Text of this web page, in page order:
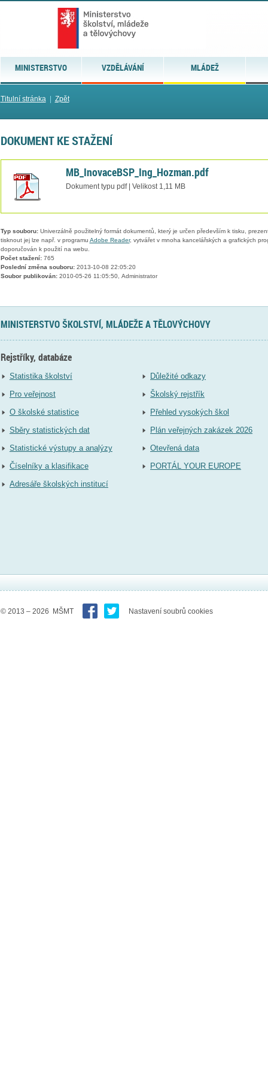
MINISTERSTVO VZDĚLÁVÁNÍ MLÁDEŽ
Titulní stránka| Zpět
DOKUMENT KE STAŽENÍ
MB_InovaceBSP_Ing_Hozman.pdf
Dokument typu pdf | Velikost 1,11 MB
Typ souboru:Univerzálně použitelný formát dokumentů, který je určen především k tisku,
tisknout jej lze např. v programu Adobe Reader, vytvářet v mnoha kancelářských a grafických
doporučován k použití na webu.
Počet stažení:765
Poslední změna souboru:2013-10-08 22:05:20
Soubor publikován:2010-05-26 11:05:50, Administrator
MINISTERSTVO ŠKOLSTVÍ, MLÁDEŽE A TĚLOVÝCHOVY
Rejstříky, databáze
Statistika školství
Pro veřejnost
O školské statistice
Sběry statistických dat
Statistické výstupy a analýzy
Číselníky a klasifikace
Adresáře školských institucí
Důležité odkazy
Školský rejstřík
Přehled vysokých škol
Plán veřejných zakázek 2026
Otevřená data
PORTÁL YOUR EUROPE
© 2013 – 2026 MŠMT Nastavení soubrů cookies